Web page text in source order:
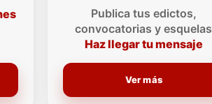
Publica tus edictos,
convocatorias y esquelas
Haz llegar tu mensaje
Ver más